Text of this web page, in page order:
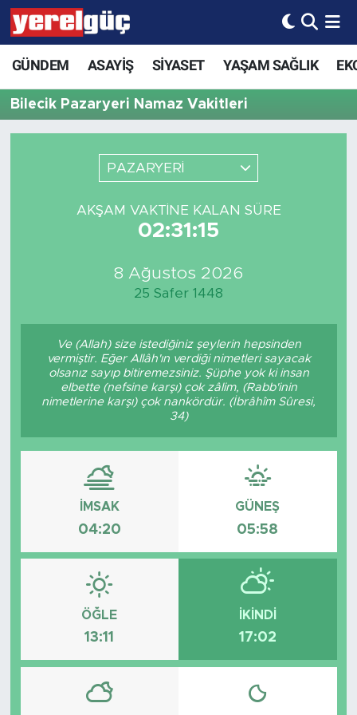
GÜNDEM ASAYİŞ SİYASET YAŞAM SAĞLIK
Bilecik Pazaryeri Namaz Vakitleri
PAZARYERİ
AKŞAM VAKTINE KALAN SÜRE
02:31:15
8 Ağustos 2026
25 Safer 1448
Ve (Allah) size istediğiniz şeylerin hepsinden
vermiştir. Eğer Allâh'ın verdiği nimetleri sayacak
olsanız sayıp bitiremezsiniz. Şüphe yok ki insan
elbette (nefsine karşı) çok zâlim, (Rabb'inin
nimetlerine karşı) çok nankördür. (İbrâhîm Sûresi,
34)
İMSAK
04:20
GÜNEŞ
05:58
ÖĞLE
13:11
İKINDI
17:02